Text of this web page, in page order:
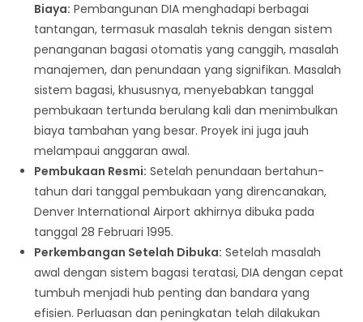
Biaya: Pembangunan DIA menghadapi berbagai
tantangan, termasuk masalah teknis dengan sistem
penanganan bagasi otomatis yang canggih, masalah
manajemen, dan penundaan yang signifikan. Masalah
sistem bagasi, khususnya, menyebabkan tanggal
pembukaan tertunda berulang kali dan menimbulkan
biaya tambahan yang besar. Proyek ini juga jauh
melampaui anggaran awal.
Pembukaan Resmi: Setelah penundaan bertahun-
tahun dari tanggal pembukaan yang direncanakan,
Denver International Airport akhirnya dibuka pada
tanggal 28 Februari 1995.
Perkembangan Setelah Dibuka: Setelah masalah
awal dengan sistem bagasi teratasi, DIA dengan cepat
tumbuh menjadi hub penting dan bandara yang
efisien. Perluasan dan peningkatan telah dilakukan